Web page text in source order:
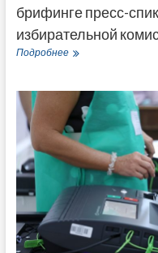
брифинге пресс-
избирательной
ПодробнееЯвка
выборах
в
Грузии
за
четыре
часа
голосования
превысила
22%